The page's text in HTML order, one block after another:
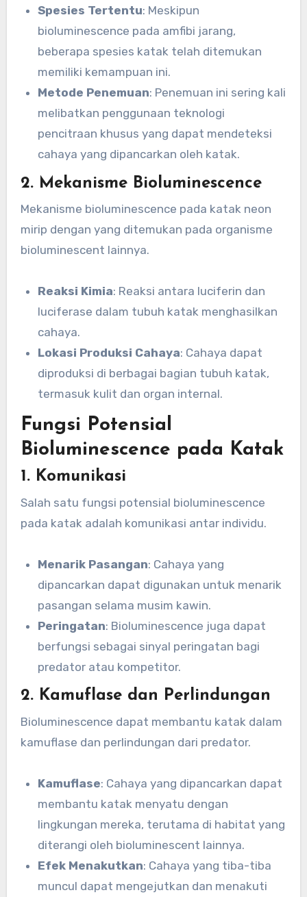
Spesies Tertentu: Meskipun
bioluminescence pada amfibi jarang,
beberapa spesies katak telah ditemukan
memiliki kemampuan ini.
Metode Penemuan: Penemuan ini sering kali
melibatkan penggunaan teknologi
pencitraan khusus yang dapat mendeteksi
cahaya yang dipancarkan oleh katak.
2. Mekanisme Bioluminescence
Mekanisme bioluminescence pada katak neon
mirip dengan yang ditemukan pada organisme
bioluminescent lainnya.
Reaksi Kimia: Reaksi antara luciferin dan
luciferase dalam tubuh katak menghasilkan
cahaya.
Lokasi Produksi Cahaya: Cahaya dapat
diproduksi di berbagai bagian tubuh katak,
termasuk kulit dan organ internal.
Fungsi Potensial
Bioluminescence pada Katak
1. Komunikasi
Salah satu fungsi potensial bioluminescence
pada katak adalah komunikasi antar individu.
Menarik Pasangan: Cahaya yang
dipancarkan dapat digunakan untuk menarik
pasangan selama musim kawin.
Peringatan: Bioluminescence juga dapat
berfungsi sebagai sinyal peringatan bagi
predator atau kompetitor.
2. Kamuflase dan Perlindungan
Bioluminescence dapat membantu katak dalam
kamuflase dan perlindungan dari predator.
Kamuflase: Cahaya yang dipancarkan dapat
membantu katak menyatu dengan
lingkungan mereka, terutama di habitat yang
diterangi oleh bioluminescent lainnya.
Efek Menakutkan: Cahaya yang tiba-tiba
muncul dapat mengejutkan dan menakuti